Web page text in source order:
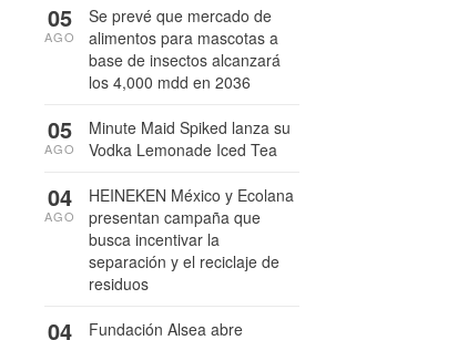
Se prevé que mercado de
alimentos para mascotas a
base de insectos alcanzará
los 4,000 mdd en 2036
05
AGO
Minute Maid Spiked lanza su
Vodka Lemonade Iced Tea
05
AGO
HEINEKEN México y Ecolana
presentan campaña que
busca incentivar la
separación y el reciclaje de
residuos
04
AGO
Fundación Alsea abre
04